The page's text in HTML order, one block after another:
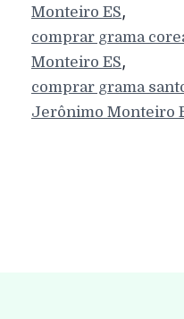
Monteiro ES,
comprar grama
Monteiro ES,
comprar grama
Jerônimo Monteiro